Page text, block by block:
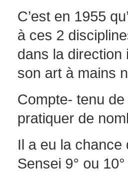
C’est en 1955
à ces 2
dans la direction
son art à mains
Compte- tenu
pratiquer de
Il a eu la chance
Sensei 9° ou